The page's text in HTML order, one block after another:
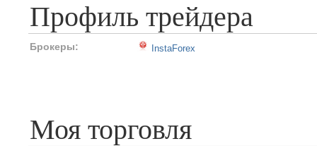
Профиль трейдера
Брокеры: InstaForex
Моя торговля